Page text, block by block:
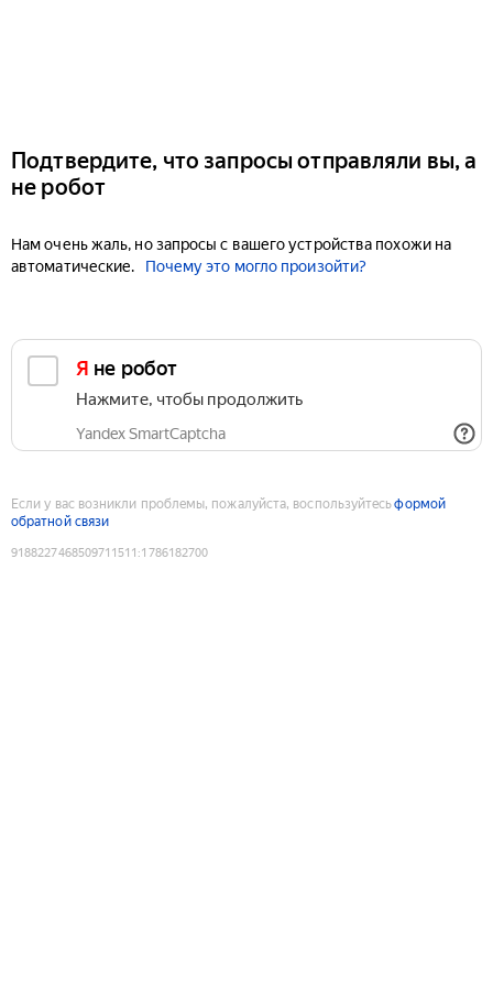
Подтвердите, что запросы отправляли вы, а
не робот
Нам очень жаль, но запросы с вашего устройства похожи на
автоматические.
Почему это могло произойти?
Я не робот
Нажмите, чтобы продолжить
Yandex SmartCaptcha
Если у вас возникли проблемы, пожалуйста, воспользуйтесьформой
обратной связи
9188227468509711511 :1786182700